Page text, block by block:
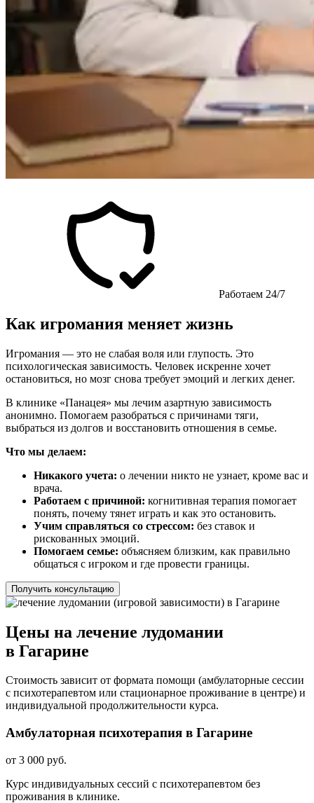
Работаем 24/7
Как игромания меняет жизнь
Игромания — это не слабая воля или глупость. Это
психологическая зависимость. Человек искренне хочет
остановиться, но мозг снова требует эмоций и легких денег.
В клинике «Панацея» мы лечим азартную зависимость
анонимно. Помогаем разобраться с причинами тяги,
выбраться из долгов и восстановить отношения в семье.
Что мы делаем:
Никакого учета: о лечении никто не узнает, кроме вас и
врача.
Работаем с причиной: когнитивная терапия помогает
понять, почему тянет играть и как это остановить.
Учим справляться со стрессом: без ставок и
рискованных эмоций.
Помогаем семье: объясняем близким, как правильно
общаться с игроком и где провести границы.
Получить консультацию
Цены на лечение лудомании
в Гагарине
Стоимость зависит от формата помощи (амбулаторные сессии
с психотерапевтом или стационарное проживание в центре) и
индивидуальной продолжительности курса.
Амбулаторная психотерапия в Гагарине
от 3 000 руб.
Курс индивидуальных сессий с психотерапевтом без
проживания в клинике.